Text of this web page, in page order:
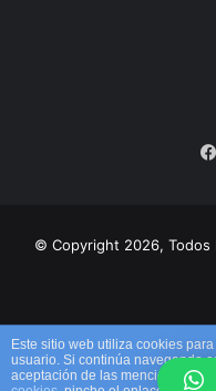
© Copyright 2026,
Este sitio web utiliza cookies
usuario. Si continúa navegando
aceptación de las mencionadas